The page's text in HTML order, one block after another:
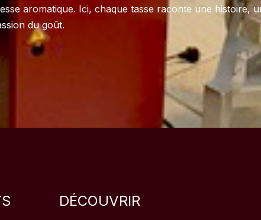
aromatique. Ici, chaque tasse raconte une histoire,
du goût.
DÉCOUVRIR